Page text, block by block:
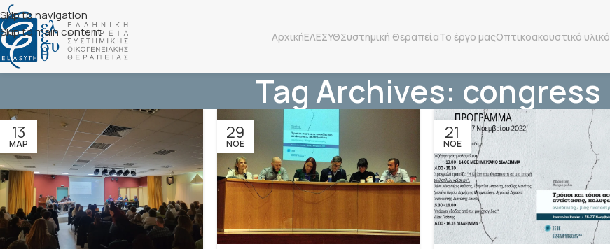
Skip to navigation
Skip to main content
ΑρχικήΕΛΕΣΥΘΣυστημική ΘεραπείαΤο έργο μαςΟπτικοακουστικό υλικό
Tag Archives: congress
13
ΜΑΡ
29
ΝΟΈ
21
ΝΟΈ